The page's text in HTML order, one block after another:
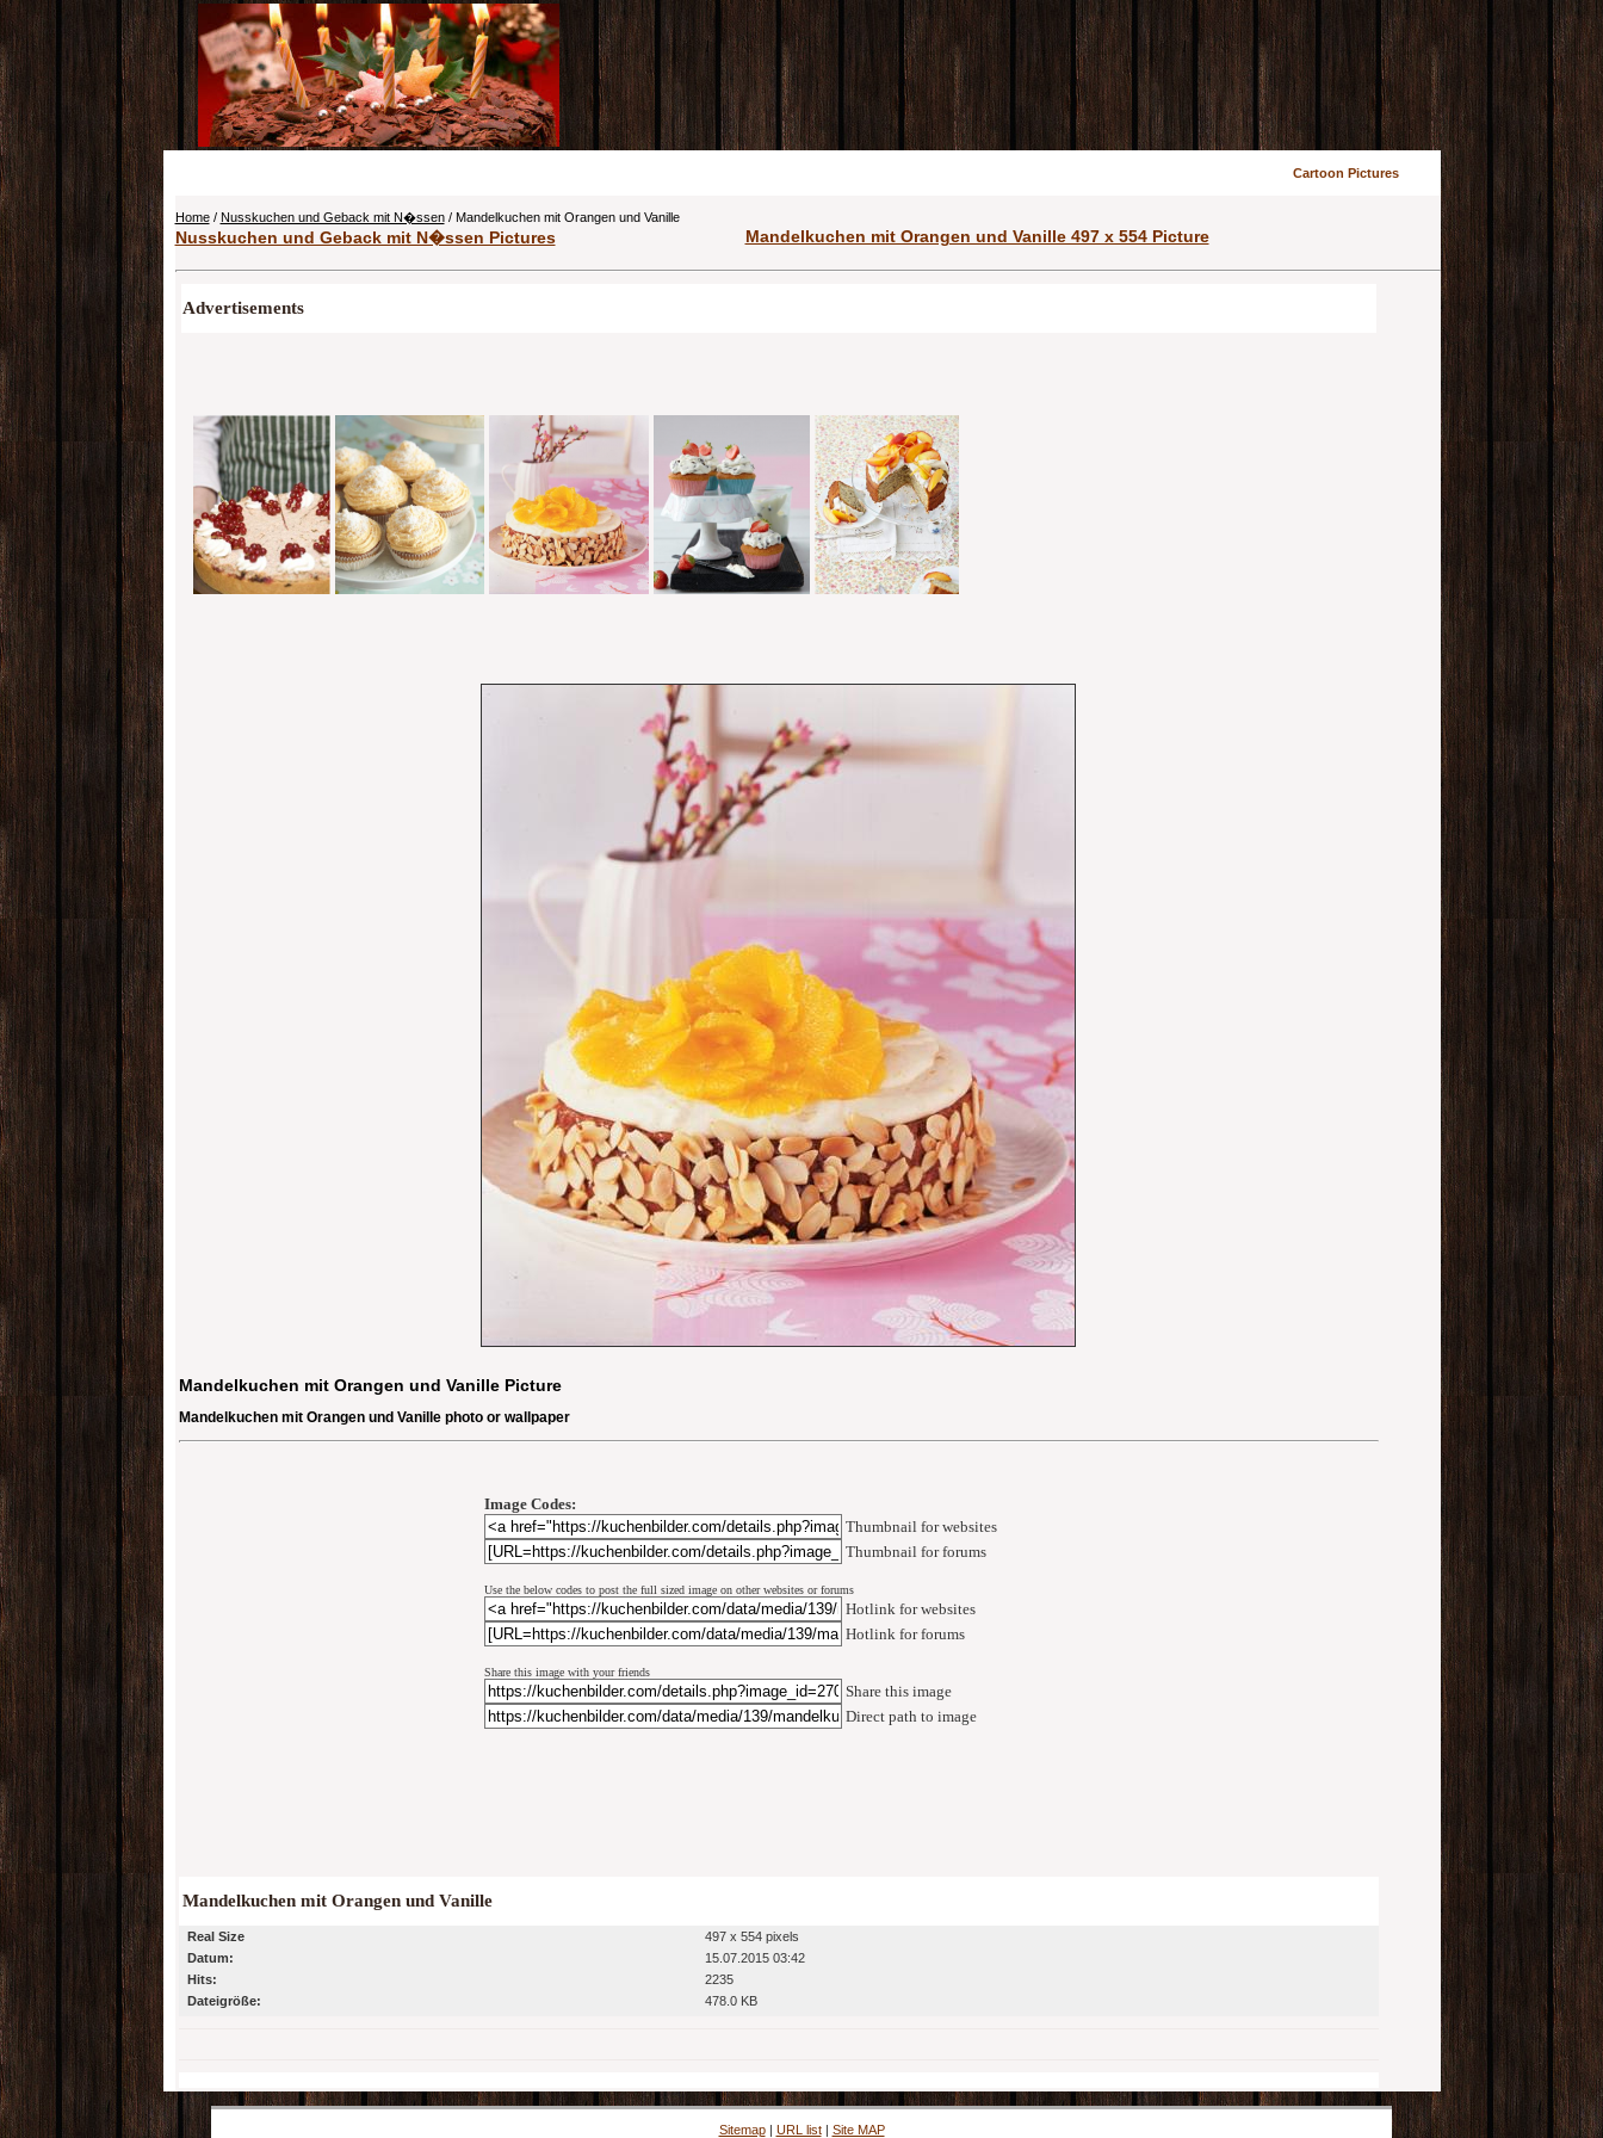
Cartoon Pictures
Home/ Nusskuchen und Geback mit N�ssen/ Mandelkuchen mit Orangen und Vanille
Nusskuchen und Geback mit N�ssen Pictures Mandelkuchen mit Orangen und Vanille 497 x 554 Picture
Advertisements
Mandelkuchen mit Orangen und Vanille Picture
Mandelkuchen mit Orangen und Vanille photo or wallpaper
Image Codes:
Thumbnail for websites
Thumbnail for forums
Use the below codes to post the full sized image on other websites or forums
Hotlink for websites
Hotlink for forums
Share this image with your friends
Share this image
Direct path to image
Mandelkuchen mit Orangen und Vanille
Real Size
497 x 554 pixels
Datum:
15.07.2015 03:42
Hits:
2235
Dateigröße:
478.0 KB
Sitemap| URL list| Site MAP